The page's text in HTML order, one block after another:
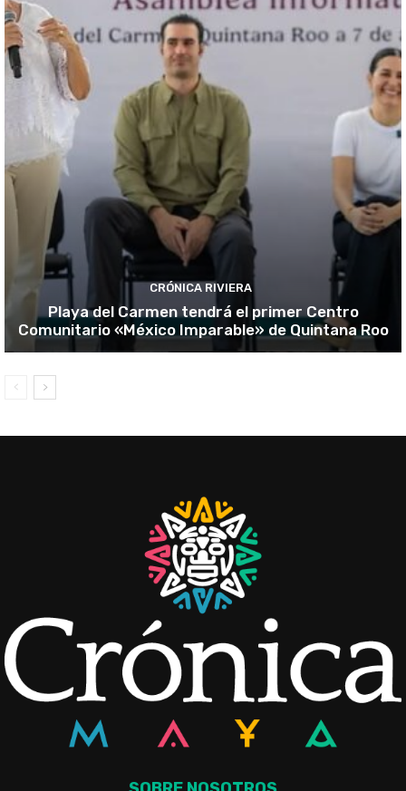
CRÓNICA RIVIERA
Playa del Carmen tendrá el primer Centro
Comunitario «México Imparable» de Quintana Roo